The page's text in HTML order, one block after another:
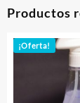
Productos
¡Oferta!